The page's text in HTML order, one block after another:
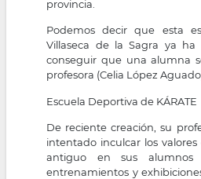
provincia.
Podemos decir que esta
Villaseca de la Sagra ya
conseguir que una alumna
profesora (Celia López
Escuela Deportiva de KÁRATE
De reciente creación, su
intentado inculcar los
antiguo en sus alumnos
entrenamientos y